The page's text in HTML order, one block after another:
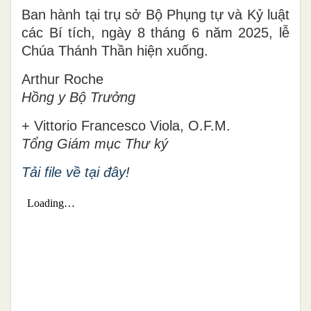
Ban hành tại trụ sở Bộ Phụng tự và Kỷ luật
các Bí tích, ngày 8 tháng 6 năm 2025, lễ
Chúa Thánh Thần hiện xuống.
Arthur Roche
Hồng y Bộ Trưởng
+ Vittorio Francesco Viola, O.F.M.
Tổng Giám mục Thư ký
Tải file về tại đây!